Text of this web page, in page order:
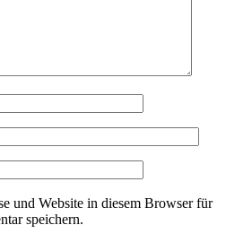
und Website in diesem Browser für
speichern.